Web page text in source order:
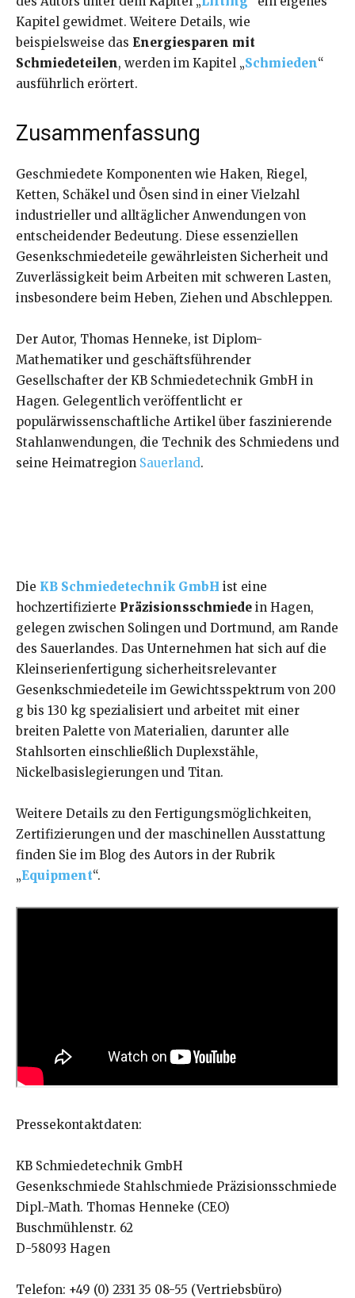
Kapitel gewidmet. Weitere Details, wie
beispielsweise das Energiesparen mit
Schmiedeteilen, werden im Kapitel „Schmieden“
ausführlich erörtert.
Zusammenfassung
Geschmiedete Komponenten wie Haken, Riegel,
Ketten, Schäkel und Ösen sind in einer Vielzahl
industrieller und alltäglicher Anwendungen von
entscheidender Bedeutung. Diese essenziellen
Gesenkschmiedeteile gewährleisten Sicherheit und
Zuverlässigkeit beim Arbeiten mit schweren Lasten,
insbesondere beim Heben, Ziehen und Abschleppen.
Der Autor, Thomas Henneke, ist Diplom-
Mathematiker und geschäftsführender
Gesellschafter der KB Schmiedetechnik GmbH in
Hagen. Gelegentlich veröffentlicht er
populärwissenschaftliche Artikel über faszinierende
Stahlanwendungen, die Technik des Schmiedens und
seine Heimatregion Sauerland.
Die KB Schmiedetechnik GmbH ist eine
hochzertifizierte Präzisionsschmiede in Hagen,
gelegen zwischen Solingen und Dortmund, am Rande
des Sauerlandes. Das Unternehmen hat sich auf die
Kleinserienfertigung sicherheitsrelevanter
Gesenkschmiedeteile im Gewichtsspektrum von 200
g bis 130 kg spezialisiert und arbeitet mit einer
breiten Palette von Materialien, darunter alle
Stahlsorten einschließlich Duplexstähle,
Nickelbasislegierungen und Titan.
Weitere Details zu den Fertigungsmöglichkeiten,
Zertifizierungen und der maschinellen Ausstattung
finden Sie im Blog des Autors in der Rubrik
„Equipment“.
Pressekontaktdaten:
KB Schmiedetechnik GmbH
Gesenkschmiede Stahlschmiede Präzisionsschmiede
Dipl.-Math. Thomas Henneke (CEO)
Buschmühlenstr. 62
D-58093 Hagen
Telefon: +49 (0) 2331 35 08-55 (Vertriebsbüro)